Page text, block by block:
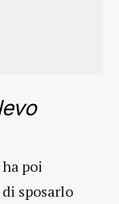
ha poi
sposarlo